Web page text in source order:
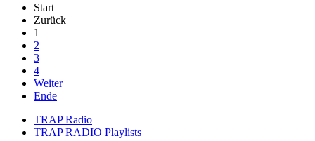
Start
Zurück
1
2
3
4
Weiter
Ende
TRAP Radio
TRAP RADIO Playlists